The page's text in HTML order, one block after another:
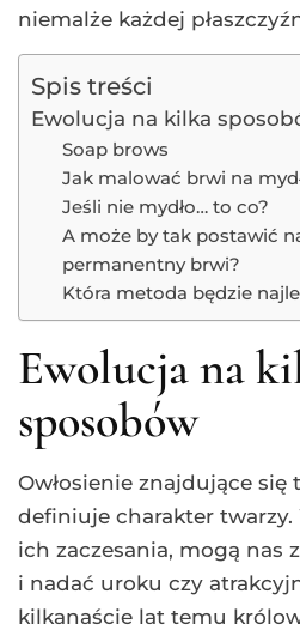
niemalże każdej
Spis treści
Ewolucja na kilka
Soap brows
Jak malować brwi na
Jeśli nie mydło… to co?
A może by tak postawić
permanentny brwi?
Która metoda będzie
Ewolucja na
sposobów
Owłosienie znajdujące się
definiuje charakter twarzy.
ich zaczesania, mogą nas
i nadać uroku czy
kilkanaście lat temu